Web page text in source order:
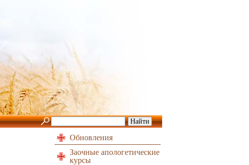
Обновления
Заочные апологетические
курсы